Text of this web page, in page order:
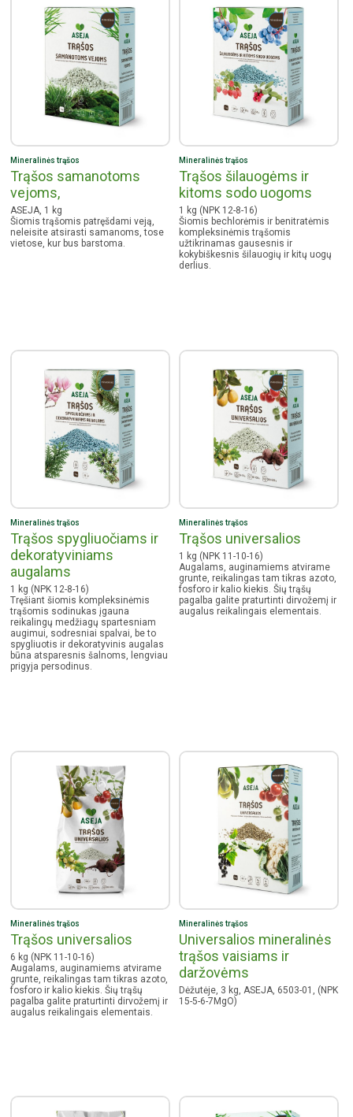
Mineralinės trąšos
Trąšos samanotoms
vejoms,
ASEJA, 1 kg
Šiomis trąšomis patręšdami veją,
neleisite atsirasti samanoms, tose
vietose, kur bus barstoma.
Mineralinės trąšos
Trąšos šilauogėms ir
kitoms sodo uogoms
1 kg (NPK 12-8-16)
Šiomis bechlorėmis ir benitratėmis
kompleksinėmis trąšomis
užtikrinamas gausesnis ir
kokybiškesnis šilauogių ir kitų uogų
derlius.
Mineralinės trąšos
Trąšos spygliuočiams ir
dekoratyviniams
augalams
1 kg (NPK 12-8-16)
Tręšiant šiomis kompleksinėmis
trąšomis sodinukas įgauna
reikalingų medžiagų spartesniam
augimui, sodresniai spalvai, be to
spygliuotis ir dekoratyvinis augalas
būna atsparesnis šalnoms, lengviau
prigyja persodinus.
Mineralinės trąšos
Trąšos universalios
1 kg (NPK 11-10-16)
Augalams, auginamiems atvirame
grunte, reikalingas tam tikras azoto,
fosforo ir kalio kiekis. Šių trąšų
pagalba galite praturtinti dirvožemį ir
augalus reikalingais elementais.
Mineralinės trąšos
Trąšos universalios
6 kg (NPK 11-10-16)
Augalams, auginamiems atvirame
grunte, reikalingas tam tikras azoto,
fosforo ir kalio kiekis. Šių trąšų
pagalba galite praturtinti dirvožemį ir
augalus reikalingais elementais.
Mineralinės trąšos
Universalios mineralinės
trąšos vaisiams ir
daržovėms
Dėžutėje, 3 kg, ASEJA, 6503-01, (NPK
15-5-6-7MgO)